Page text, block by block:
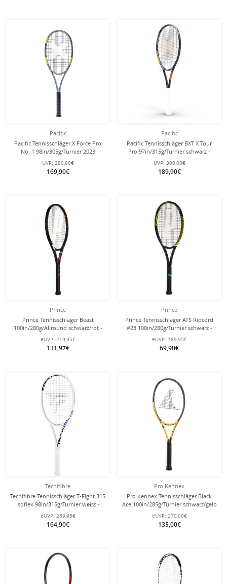
Pacific
Pacific Tennisschläger X Force Pro
No. 1 98in/305g/Turnier 2023
grau/lime - unbesaitet -
UVP: 280,00€
169,90€
Pacific
Pacific Tennisschläger BXT X Tour
Pro 97in/315g/Turnier schwarz -
unbesaitet -
UVP: 300,00€
189,90€
Prince
Prince Tennisschläger Beast
100in/280g/Allround schwarz/rot -
unbesaitet -
eUVP: 219,95€
131,97€
Prince
Prince Tennisschläger ATS Ripcord
#23 100in/280g/Turnier schwarz -
besaitet -
eUVP: 189,95€
69,90€
Tecnifibre
Tecnifibre Tennisschläger T-Fight 315
Isoflex 98in/315g/Turnier weiss -
unbesaitet -
eUVP: 269,95€
164,90€
Pro Kennex
Pro Kennex Tennisschläger Black
Ace 100in/285g/Turnier schwarz/gelb
- unbesaitet -
eUVP: 270,00€
135,00€